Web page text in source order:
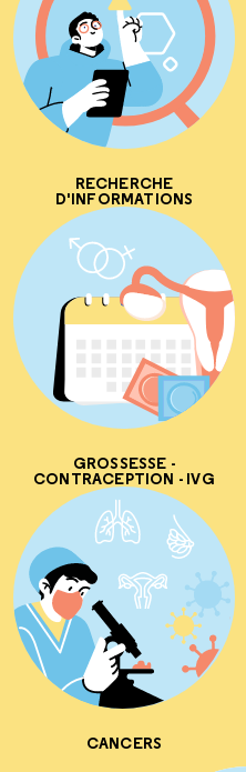
RECHERCHE
D'INFORMATIONS
GROSSESSE -
CONTRACEPTION - IVG
CANCERS